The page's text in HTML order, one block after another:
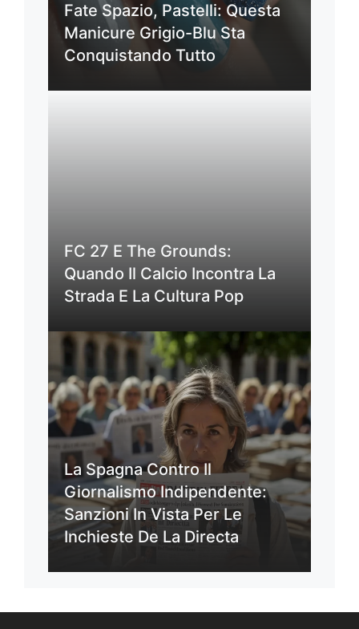
Fate Spazio, Pastelli: Questa
Manicure Grigio-Blu Sta
Conquistando Tutto
FC 27 E The Grounds:
Quando Il Calcio Incontra La
Strada E La Cultura Pop
La Spagna Contro Il
Giornalismo Indipendente:
Sanzioni In Vista Per Le
Inchieste De La Directa